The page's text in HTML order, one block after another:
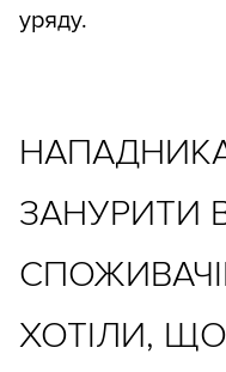
уряду.
ЗАНУРИТИ
ХОТІЛИ,